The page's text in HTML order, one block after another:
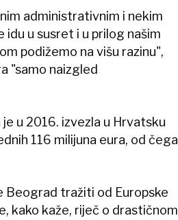
administrativnim i nekim
idu u susret i u prilog našim
podižemo na višu razinu",
"samo naizgled
u 2016. izvezla u Hrvatsku
116 milijuna eura, od čega
Beograd tražiti od Europske
kako kaže, riječ o drastičnom